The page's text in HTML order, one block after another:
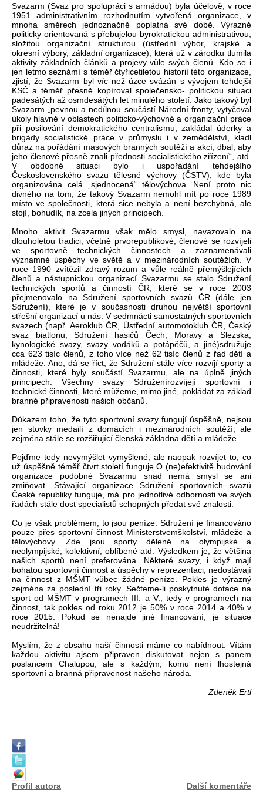
Svazarm (Svaz pro spolupráci s armádou) byla účelově, v roce
1951 administrativním rozhodnutím vytvořená organizace, v
mnoha směrech jednoznačně poplatná své době. Výrazně
politicky orientovaná s přebujelou byrokratickou administrativou,
složitou organizační strukturou (ústřední výbor, krajské a
okresní výbory, základní organizace), která už v zárodku tlumila
aktivity základních článků a projevy vůle svých členů. Kdo se i
jen letmo seznámí s téměř čtyřicetiletou historií této organizace,
zjistí, že Svazarm byl víc než úzce svázán s vývojem tehdejší
KSČ a téměř přesně kopíroval společensko- politickou situaci
padesátých až osmdesátých let minulého století. Jako takový byl
Svazarm „pevnou a nedílnou součástí Národní fronty, vytyčoval
úkoly hlavně v oblastech politicko-výchovné a organizační práce
při posilování demokratického centralismu, zakládal úderky a
brigády socialistické práce v průmyslu i v zemědělství, kladl
důraz na pořádání masových branných soutěží a akcí, dbal, aby
jeho členové přesně znali přednosti socialistického zřízení“, atd.
V obdobné situaci bylo i uspořádání tehdejšího
Československého svazu tělesné výchovy (ČSTV), kde byla
organizována celá „sjednocená“ tělovýchova. Není proto nic
divného na tom, že takový Svazarm nemohl mít po roce 1989
místo ve společnosti, která sice nebyla a není bezchybná, ale
stojí, bohudík, na zcela jiných principech.
Mnoho aktivit Svazarmu však mělo smysl, navazovalo na
dlouholetou tradici, včetně prvorepublikové, členové se rozvíjeli
ve sportovně technických činnostech a zaznamenávali
významné úspěchy ve světě a v mezinárodních soutěžích. V
roce 1990 zvítězil zdravý rozum a vůle reálně přemýšlejících
členů a nástupnickou organizací Svazarmu se stalo Sdružení
technických sportů a činností ČR, které se v roce 2003
přejmenovalo na Sdružení sportovních svazů ČR (dále jen
Sdružení), které je v současnosti druhou největší sportovní
střešní organizací u nás. V sedmnácti samostatných sportovních
svazech (např. Aeroklub ČR, Ústřední automotoklub ČR, Český
svaz biatlonu, Sdružení hasičů Čech, Moravy a Slezska,
kynologické svazy, svazy vodáků a potápěčů, a jiné)sdružuje
cca 623 tisíc členů, z toho více než 62 tisíc členů z řad dětí a
mládeže. Ano, dá se říct, že Sdružení stále více rozvíjí sporty a
činnosti, které byly součástí Svazarmu, ale na úplně jiných
principech. Všechny svazy Sdruženírozvíjejí sportovní i
technické činnosti, které můžeme, mimo jiné, pokládat za základ
branné připravenosti našich občanů.
Důkazem toho, že tyto sportovní svazy fungují úspěšně, nejsou
jen stovky medailí z domácích i mezinárodních soutěží, ale
zejména stále se rozšiřující členská základna dětí a mládeže.
Pojďme tedy nevymýšlet vymyšlené, ale naopak rozvíjet to, co
už úspěšně téměř čtvrt století funguje.O (ne)efektivitě budování
organizace podobné Svazarmu snad nemá smysl se ani
zmiňovat. Stávající organizace Sdružení sportovních svazů
České republiky funguje, má pro jednotlivé odbornosti ve svých
řadách stále dost specialistů schopných předat své znalosti.
Co je však problémem, to jsou peníze. Sdružení je financováno
pouze přes sportovní činnost Ministerstvemškolství, mládeže a
tělovýchovy. Zde jsou sporty dělené na olympijské a
neolympijské, kolektivní, oblíbené atd. Výsledkem je, že většina
našich sportů není preferována. Některé svazy, i když mají
bohatou sportovní činnost a úspěchy v reprezentaci, nedostávají
na činnost z MŠMT vůbec žádné peníze. Pokles je výrazný
zejména za poslední tři roky. Sečteme-li poskytnuté dotace na
sport od MŠMT v programech III. a V., tedy v programech na
činnost, tak pokles od roku 2012 je 50% v roce 2014 a 40% v
roce 2015. Pokud se nenajde jiné financování, je situace
neudržitelná!
Myslím, že z obsahu naší činnosti máme co nabídnout. Vítám
každou aktivitu ajsem připraven diskutovat nejen s panem
poslancem Chalupou, ale s každým, komu není lhostejná
sportovní a branná připravenost našeho národa.
Zdeněk Ertl
Profil autora Další komentáře